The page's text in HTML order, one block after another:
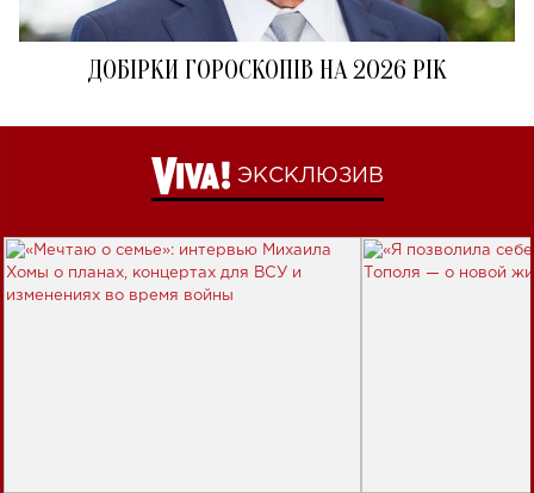
ДОБІРКИ ГОРОСКОПІВ НА 2026 РІК
ЭКСКЛЮЗИВ